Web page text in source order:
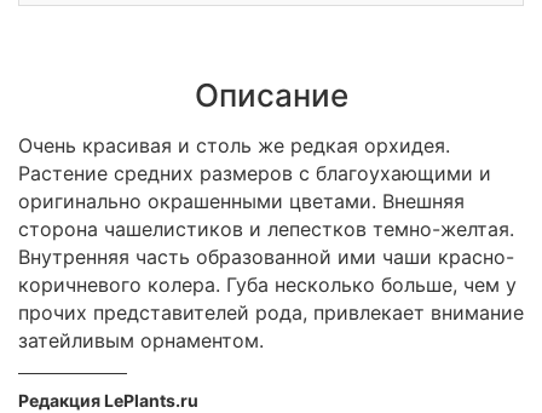
Описание
Очень красивая и столь же редкая орхидея.
Растение средних размеров с благоухающими и
оригинально окрашенными цветами. Внешняя
сторона чашелистиков и лепестков темно-желтая.
Внутренняя часть образованной ими чаши красно-
коричневого колера. Губа несколько больше, чем у
прочих представителей рода, привлекает внимание
затейливым орнаментом.
Редакция LePlants.ru